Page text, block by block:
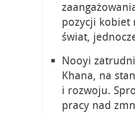
pozycji kobiet
świat,
Nooyi
Khana, na
i rozwoju.
pracy nad